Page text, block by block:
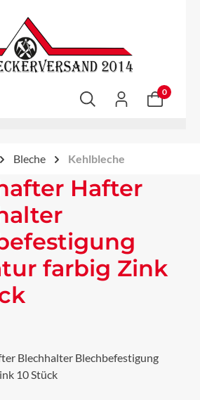
0
Bleche Kehlbleche
Hafter
farbig Zink